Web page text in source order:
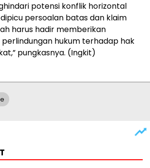
potensi konflik horizontal
persoalan batas dan klaim
harus hadir memberikan
hukum terhadap hak
pungkasnya. (Ingkit)